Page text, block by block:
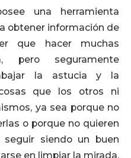
una herramienta
obtener información de
que hacer muchas
pero seguramente
la astucia y la
que los otros ni
ya sea porque no
o porque no quieren
siendo un buen
en limpiar la mirada,